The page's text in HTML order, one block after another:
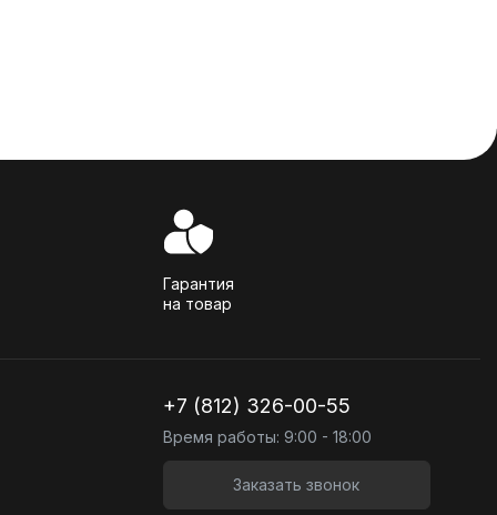
Гарантия
на товар
+7 (812) 326-00-55
Время работы: 9:00 - 18:00
Заказать звонок